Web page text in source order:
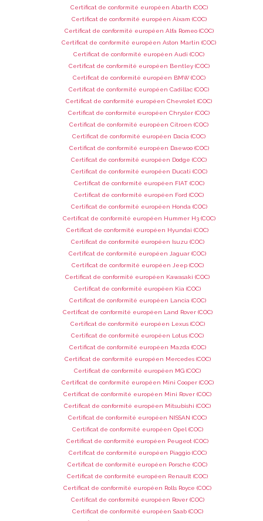
Certificat de conformité européen Abarth (COC)
Certificat de conformité européen Aixam (COC)
Certificat de conformité européen Alfa Romeo (COC)
Certificat de conformité européen Aston Martin (COC)
Certificat de conformité européen Audi (COC)
Certificat de conformité européen Bentley (COC)
Certificat de conformité européen BMW (COC)
Certificat de conformité européen Cadillac (COC)
Certificat de conformité européen Chevrolet (COC)
Certificat de conformité européen Chrysler (COC)
Certificat de conformité européen Citroen (COC)
Certificat de conformité européen Dacia (COC)
Certificat de conformité européen Daewoo (COC)
Certificat de conformité européen Dodge (COC)
Certificat de conformité européen Ducati (COC)
Certificat de conformité européen FIAT (COC)
Certificat de conformité européen Ford (COC)
Certificat de conformité européen Honda (COC)
Certificat de conformité européen Hummer H3 (COC)
Certificat de conformité européen Hyundai (COC)
Certificat de conformité européen Isuzu (COC)
Certificat de conformité européen Jaguar (COC)
Certificat de conformité européen Jeep (COC)
Certificat de conformité européen Kawasaki (COC)
Certificat de conformité européen Kia (COC)
Certificat de conformité européen Lancia (COC)
Certificat de conformité européen Land Rover (COC)
Certificat de conformité européen Lexus (COC)
Certificat de conformité européen Lotus (COC)
Certificat de conformité européen Mazda (COC)
Certificat de conformité européen Mercedes (COC)
Certificat de conformité européen MG (COC)
Certificat de conformité européen Mini Cooper (COC)
Certificat de conformité européen Mini Rover (COC)
Certificat de conformité européen Mitsubishi (COC)
Certificat de conformité européen NISSAN (COC)
Certificat de conformité européen Opel (COC)
Certificat de conformité européen Peugeot (COC)
Certificat de conformité européen Piaggio (COC)
Certificat de conformité européen Porsche (COC)
Certificat de conformité européen Renault (COC)
Certificat de conformité européen Rolls Royce (COC)
Certificat de conformité européen Rover (COC)
Certificat de conformité européen Saab (COC)